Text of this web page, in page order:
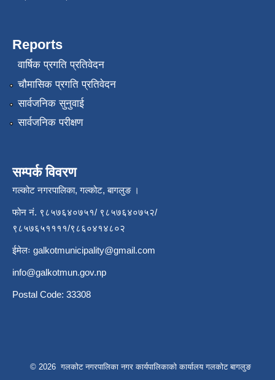
Reports
वार्षिक प्रगति प्रतिवेदन
चौमासिक प्रगति प्रतिवेदन
सार्वजनिक सुनुवाई
सार्वजनिक परीक्षण
सम्पर्क विवरण
गल्कोट नगरपालिका, गल्कोट, बागलुङ ।
फोन नं. ९८५७६४०७५१/ ९८५७६४०७५२/
९८५७६५११११/९८६०४१४८०२
ईमेलः galkotmunicipality@gmail.com
info@galkotmun.gov.np
Postal Code: 33308
© 2026 गलकोट नगरपालिका नगर कार्यपालिकाको कार्यालय गलकोट बागलुङ